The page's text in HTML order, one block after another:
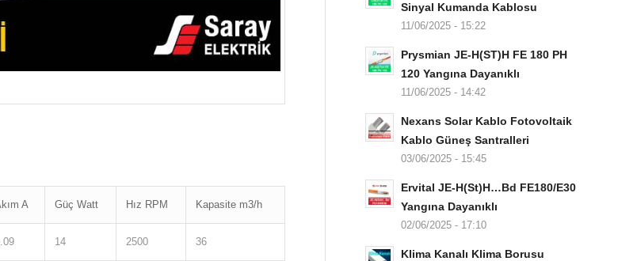
A Güç Watt Hız RPM Kapasite m3/h
14 2500 36
Sinyal Kumanda Kablosu
11/06/2025 - 15:22
Prysmian JE-H(ST)H FE 180 PH
120 Yangına Dayanıklı
11/06/2025 - 14:42
Nexans Solar Kablo Fotovoltaik
Kablo Güneş Santralleri
03/06/2025 - 15:45
Ervital JE-H(St)H…Bd FE180/E30
Yangına Dayanıklı
02/06/2025 - 17:10
Klima Kanalı Klima Borusu